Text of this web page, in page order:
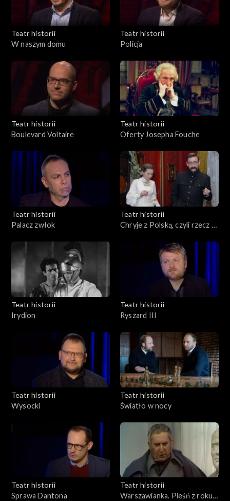
Teatr historii
W naszym domu
Teatr historii
Policja
Teatr historii
Boulevard Voltaire
Teatr historii
Oferty Josepha Fouche
Teatr historii
Palacz zwłok
Teatr historii
Chryje z Polską, czyli rzecz o
Teatr historii
Irydion
Teatr historii
Ryszard III
Teatr historii
Wysocki
Teatr historii
Światło w nocy
Teatr historii
Sprawa Dantona
Teatr historii
Warszawianka. Pieśń z roku